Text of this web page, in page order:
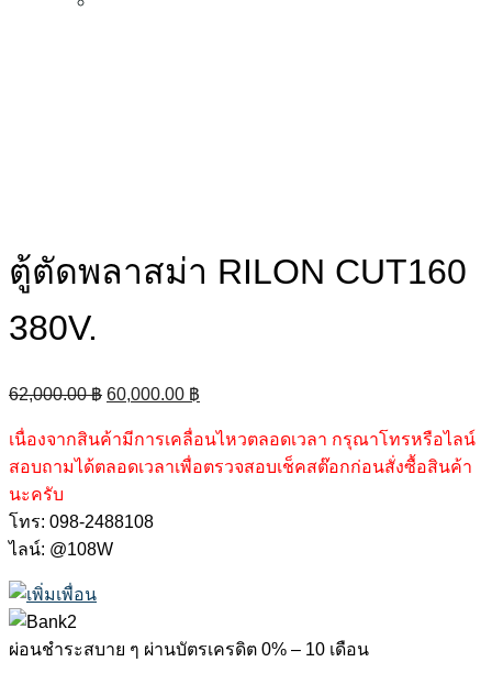
ตู้ตัดพลาสม่า RILON CUT160
380V.
62,000.00฿ Original
was:
62,000.00 ฿.
60,000.00 ฿
is:
60,000.00 ฿.
เนื่องจากสินค้ามีการเคลื่อนไหวตลอดเวลา กรุณาโทรหรือไลน์
สอบถามได้ตลอดเวลาเพื่อตรวจสอบเช็คสต๊อกก่อนสั่งซื้อสินค้า
นะครับ
โทร: 098-2488108
ไลน์: @108W
ผ่อนชำระสบาย ๆ ผ่านบัตรเครดิต 0% – 10 เดือน